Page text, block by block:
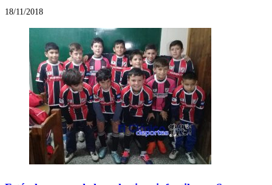
18/11/2018